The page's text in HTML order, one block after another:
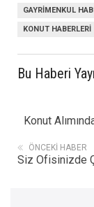
GAYRIMENKUL
KONUT HABERLERI
Bu Haberi
Konut
ÖNCEKI HABER
Siz Ofisinizde